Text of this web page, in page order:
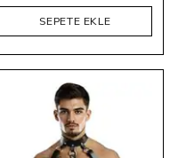
SEPETE EKLE